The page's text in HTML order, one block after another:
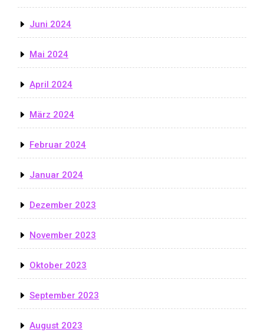
Juni 2024
Mai 2024
April 2024
März 2024
Februar 2024
Januar 2024
Dezember 2023
November 2023
Oktober 2023
September 2023
August 2023